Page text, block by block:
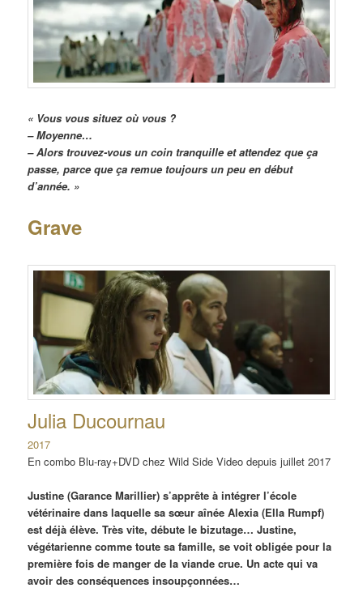
« Vous vous situez où vous ?
– Moyenne…
– Alors trouvez-vous un coin tranquille et attendez que ça
passe, parce que ça remue toujours un peu en début
d’année. »
Grave
Julia Ducournau
2017
En combo Blu-ray+DVD chez Wild Side Video depuis juillet 2017
Justine (Garance Marillier) s’apprête à intégrer l’école
vétérinaire dans laquelle sa sœur aînée Alexia (Ella Rumpf)
est déjà élève. Très vite, débute le bizutage… Justine,
végétarienne comme toute sa famille, se voit obligée pour la
première fois de manger de la viande crue. Un acte qui va
avoir des conséquences insoupçonnées…